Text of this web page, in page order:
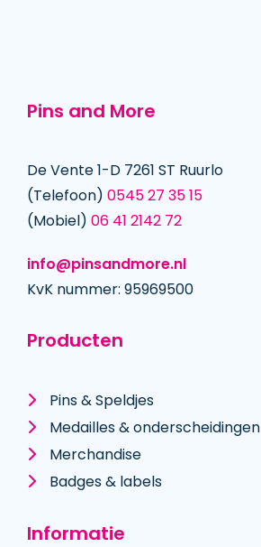
Pins and More
De Vente 1-D 7261 ST Ruurlo
(Telefoon) 0545 27 35 15
(Mobiel) 06 41 2142 72
info@pinsandmore.nl
KvK nummer: 95969500
Producten
Pins & Speldjes
Medailles & onderscheidingen
Merchandise
Badges & labels
Informatie